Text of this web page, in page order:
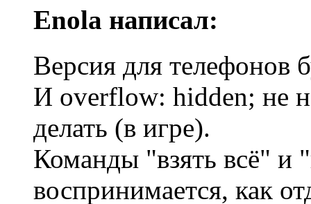
Enola написал:
Версия для телефонов
И overflow: hidden; не
делать (в игре).
Команды "взять всё" и
воспринимается, как